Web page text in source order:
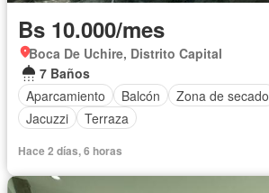
Bs 10.000/mes
Boca De Uchire, Distrito Capital
7 Baños
Aparcamiento
Balcón Zona de secado
Jacuzzi
Terraza
Hace 2 días, 6 horas